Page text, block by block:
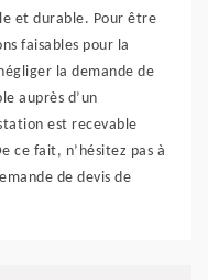
et durable. Pour être
faisables pour la
la demande de
auprès d’un
est recevable
ce fait, n’hésitez pas à
de devis de